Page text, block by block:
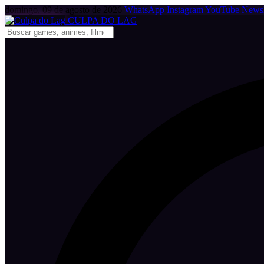
domingo, 09 de agosto de 2026 WhatsApp InstagramYouTube
CULPA DO LAG